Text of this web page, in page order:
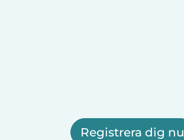
Registrera dig nu